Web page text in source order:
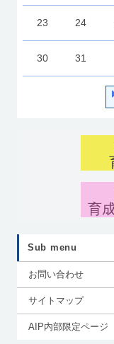
23 24
30 31
育
Sub menu
お問い合わせ
サイトマップ
AIP内部限定ページ